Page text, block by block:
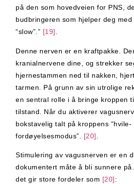
på den som hovedveien for PNS,
budbringeren som hjelper deg med
“slow”.” [19].
Denne nerven er en kraftpakke.
kranialnervene dine, og strekker
hjernestammen ned til nakken,
tarmen. På grunn av sin utrolige
en sentral rolle i å bringe kroppen
tilstand. Når du aktiverer
bokstavelig talt på kroppens “hvile-
fordøyelsesmodus”. [20]
Stimulering av vagusnerven er en
dokumentert måte å bli sunnere
det gir store fordeler som [20]: